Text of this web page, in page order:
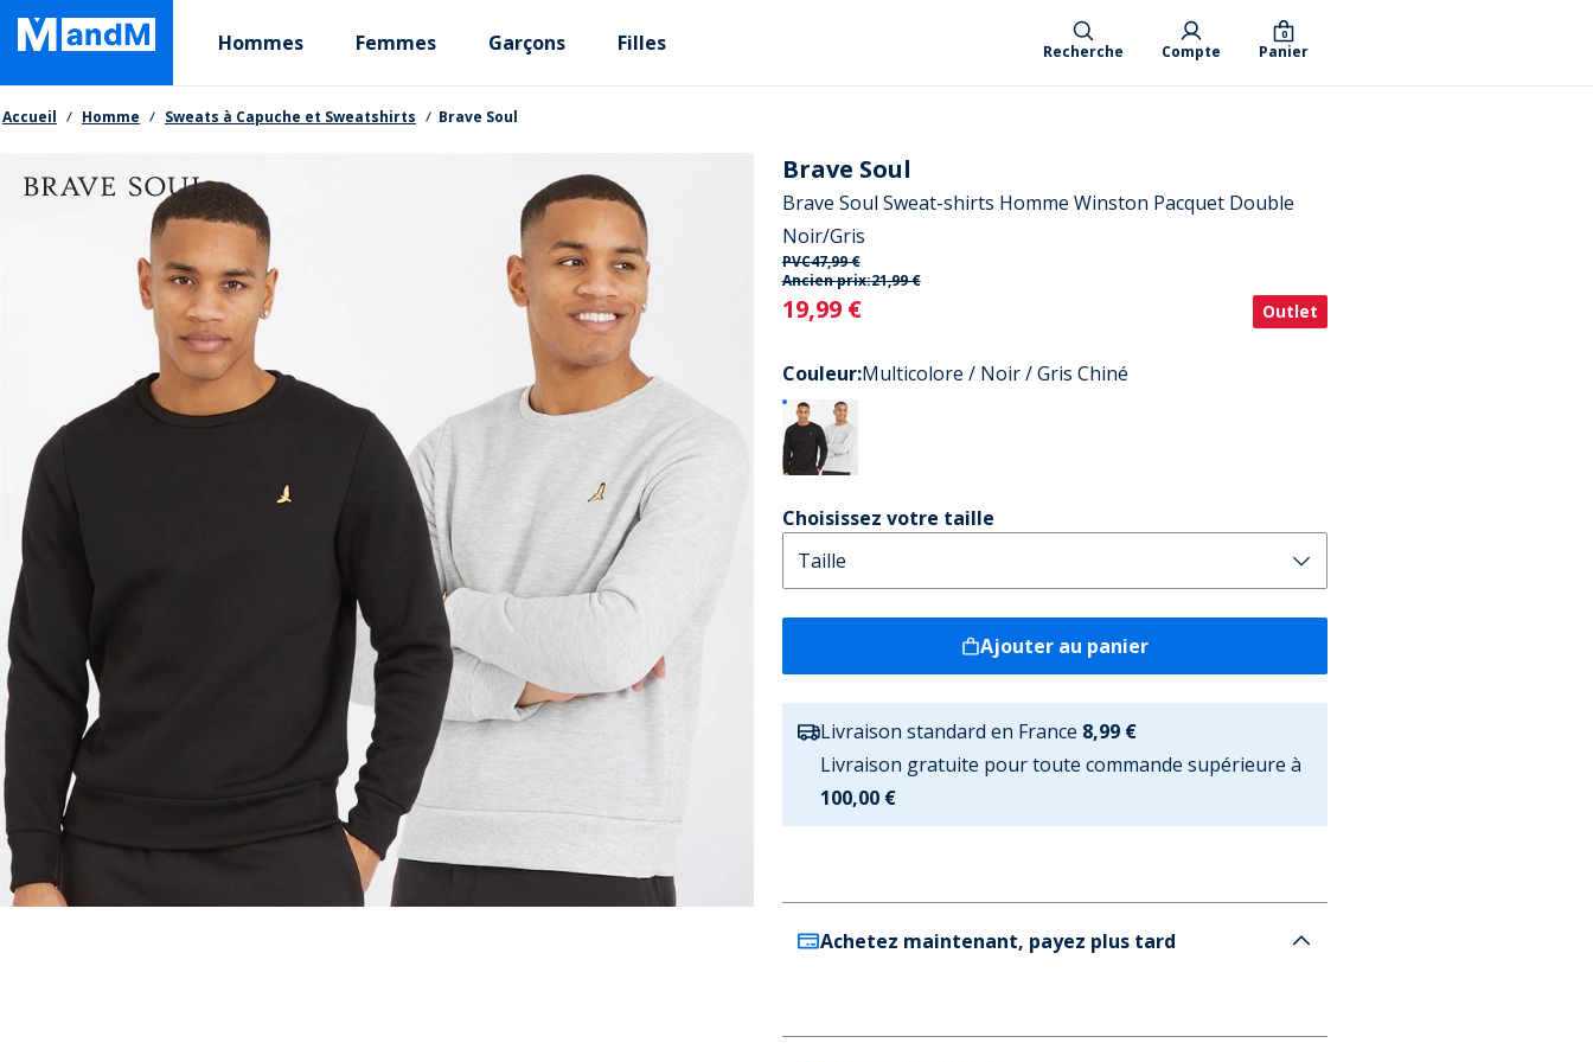
Skip
main
content
Primary departments
Hommes Femmes Garçons Filles Recherche Compte Panier
0
Fil d'Ariane
Accueil Homme Sweats à Capuche et Sweatshirts Brave Soul
Brave Soul
Brave Soul Sweat-shirts Homme Winston Pacquet Double
Noir/Gris
PVC47,99 €
Ancien prix:21,99 €
Current
19,99 € Outlet
Couleur:Multicolore / Noir / Gris Chiné
Choisissez votre taille
Ajouter au panier
Livraison standard en France 8,99 €
Livraison gratuite pour toute commande supérieure à
100,00 €
Achetez maintenant, payez plus tard